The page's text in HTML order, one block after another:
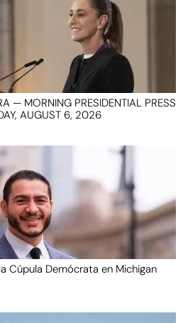
— MORNING PRESIDENTIAL PRESS
AUGUST 6, 2026
Cúpula Demócrata en Michigan